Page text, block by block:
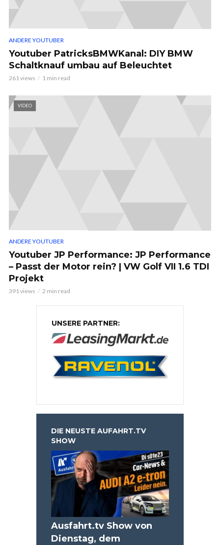
ANDERE YOUTUBER
Youtuber PatricksBMWKanal: DIY BMW
Schaltknauf umbau auf Beleuchtet
261 views 1 min read
VIDEO
ANDERE YOUTUBER
Youtuber JP Performance: JP Performance
– Passt der Motor rein? | VW Golf VII 1.6 TDI
Projekt
391 views 2 min read
UNSERE PARTNER:
DIE NEUSTE AUFAHRT.TV
SHOW
Ausfahrt.tv Show von
Dienstag, dem